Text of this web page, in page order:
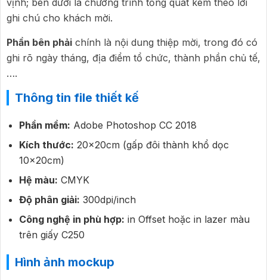
ghi chú cho khách mời.
Phần bên phải chính là nội dung thiệp mời, trong đó có
ghi rõ ngày tháng, địa điểm tổ chức, thành phần chủ tế,
….
Thông tin file thiết kế
Phần mềm: Adobe Photoshop CC 2018
Kích thước: 20x20cm (gấp đôi thành khổ dọc
10x20cm)
Hệ màu: CMYK
Độ phân giải: 300dpi/inch
Công nghệ in phù hợp: in Offset hoặc in lazer màu
trên giấy C250
Hình ảnh mockup